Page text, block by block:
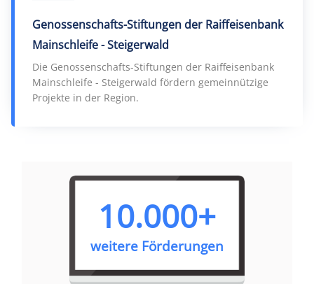
Genossenschafts-Stiftungen der Raiffeisenbank
Mainschleife - Steigerwald
Die Genossenschafts-Stiftungen der Raiffeisenbank
Mainschleife - Steigerwald fördern gemeinnützige
Projekte in der Region.
10.000+
weitere Förderungen